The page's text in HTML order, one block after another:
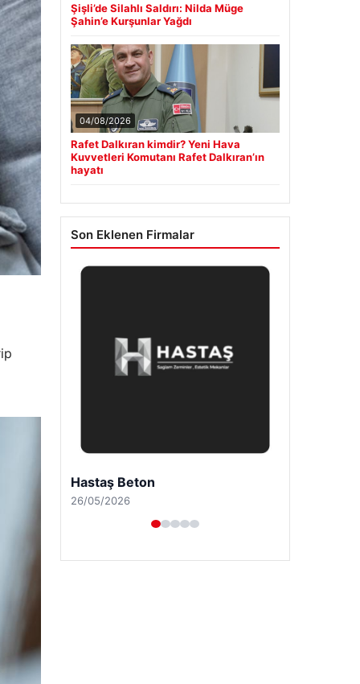
Şişli’de Silahlı Saldırı: Nilda Müge
Şahin’e Kurşunlar Yağdı
04/08/2026
Rafet Dalkıran kimdir? Yeni Hava
Kuvvetleri Komutanı Rafet Dalkıran’ın
hayatı
Son Eklenen Firmalar
Enes Kaplan Avukatlık Bürosu
28/04/2026